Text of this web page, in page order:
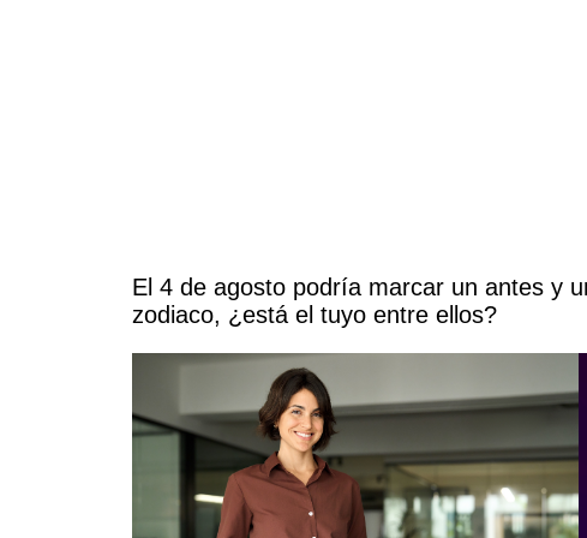
El 4 de agosto podría marcar un antes y
zodiaco, ¿está el tuyo entre ellos?